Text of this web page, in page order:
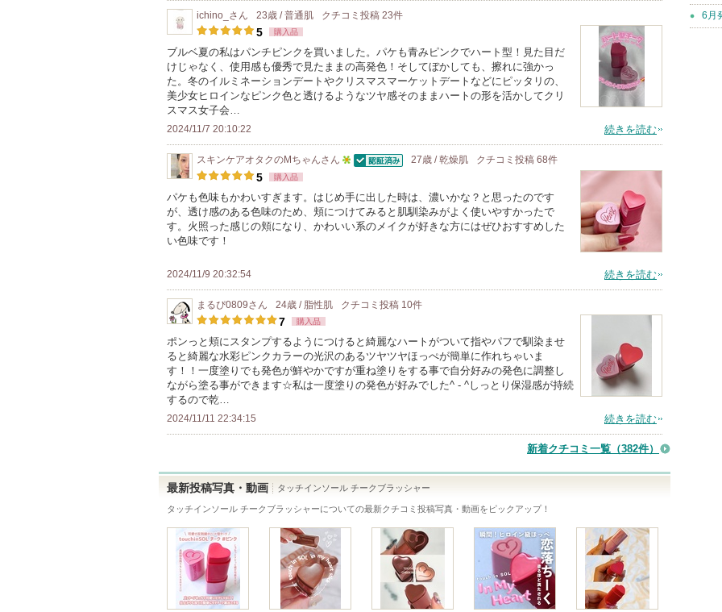
ichino_ さん 23歳 / 普通肌 クチコミ投稿 23件
5 購入品
ブルベ夏の私はパンチピンクを買いました。パケも青みピンクでハート型！見た目だ
けじゃなく、使用感も優秀で見たままの高発色！そしてぼかしても、擦れに強かっ
た。冬のイルミネーションデートやクリスマスマーケットデートなどにピッタリの、
美少女ヒロインなピンク色と透けるようなツヤ感そのままハートの形を活かしてクリ
スマス女子会…
2024/11/7 20:10:22 続きを読む
スキンケアオタクのMちゃんさん
人
以
上
ン
バ
に
お
気
録
27歳 / 乾燥肌 クチコミ投稿 68件
5 購入品
パケも色味もかわいすぎます。はじめ手に出した時は、濃いかな？と思ったのです
が、透け感のある色味のため、頬につけてみると肌馴染みがよく使いやすかったで
す。火照った感じの頬になり、かわいい系のメイクが好きな方にはぜひおすすめした
い色味です！
2024/11/9 20:32:54 続きを読む
まるぴ0809さん 24歳 / 脂性肌 クチコミ投稿 10件
7 購入品
ポンっと頬にスタンプするようにつけると綺麗なハートがついて指やパフで馴染ませ
ると綺麗な水彩ピンクカラーの光沢のあるツヤツヤほっぺが簡単に作れちゃいま
す！！一度塗りでも発色が鮮やかですが重ね塗りをする事で自分好みの発色に調整し
ながら塗る事ができます☆私は一度塗りの発色が好みでした^ - ^しっとり保湿感が持続
するので乾…
2024/11/11 22:34:15 続きを読む
新着クチコミ一覧 （382件）
最新投稿写真・動画 タッチインソール チークブラッシャー
タッチインソール チークブラッシャーについての最新クチコミ投稿写真・動画をピックアップ！
6月